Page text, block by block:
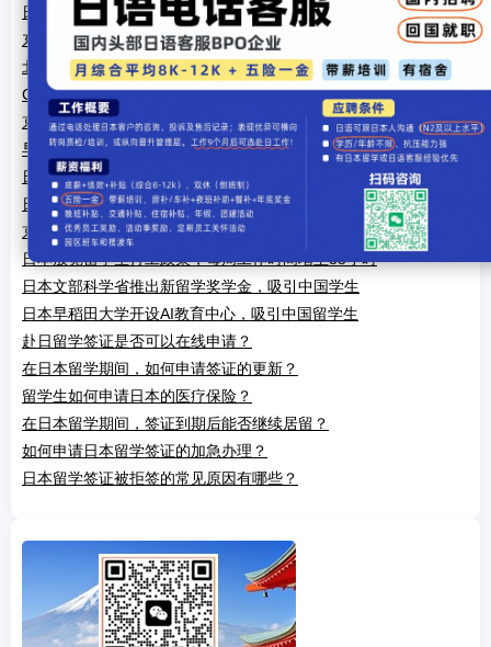
日本收紧中国留学生签证审查，引发热议
东京大学新设全英文学部，吸引全球留学生
北海道大学开设“阿伊努文化留学项目”，吸引中国学者
CIEE东京推出夏季实习留学项目，聚焦中国学生
京都大学与上海交大合作，推出双学位留学项目
早稻田大学推出“动漫留学项目”，吸引中国粉丝
日本政府扩大MEXT奖学金名额，吸引中国留学生
日本大阪推出“留学友好城市”计划，改善留学生生活
京都大学与复旦大学联合推出双学位项目
日本放宽留学生打工政策，每周工作时间增至35小时
日本文部科学省推出新留学奖学金，吸引中国学生
日本早稻田大学开设AI教育中心，吸引中国留学生
赴日留学签证是否可以在线申请？
在日本留学期间，如何申请签证的更新？
留学生如何申请日本的医疗保险？
在日本留学期间，签证到期后能否继续居留？
如何申请日本留学签证的加急办理？
日本留学签证被拒签的常见原因有哪些？